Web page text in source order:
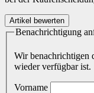
Benachrichtigung
Wir benachrichtigen
wieder verfügbar ist.
Vorname